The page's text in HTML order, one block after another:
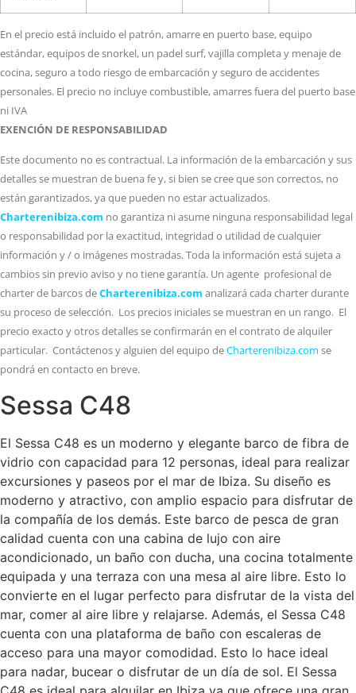
En el precio está incluido el patrón, amarre en puerto base, equipo
estándar, equipos de snorkel, un padel surf, vajilla completa y menaje de
cocina, seguro a todo riesgo de embarcación y seguro de accidentes
personales. El precio no incluye combustible, amarres fuera del puerto base
ni IVA
EXENCIÓN DE RESPONSABILIDAD
Este documento no es contractual. La información de la embarcación y sus
detalles se muestran de buena fe y, si bien se cree que son correctos, no
están garantizados, ya que pueden no estar actualizados.
Charterenibiza.com no garantiza ni asume ninguna responsabilidad legal
o responsabilidad por la exactitud, integridad o utilidad de cualquier
información y / o imágenes mostradas. Toda la información está sujeta a
cambios sin previo aviso y no tiene garantía. Un agente profesional de
charter de barcos deCharterenibiza.com analizará cada charter durante
su proceso de selección. Los precios iniciales se muestran en un rango. El
precio exacto y otros detalles se confirmarán en el contrato de alquiler
particular. Contáctenos y alguien del equipo deCharterenibiza.com se
pondrá en contacto en breve.
Sessa C48
El Sessa C48 es un moderno y elegante barco de fibra de
vidrio con capacidad para 12 personas, ideal para realizar
excursiones y paseos por el mar de Ibiza. Su diseño es
moderno y atractivo, con amplio espacio para disfrutar de
la compañía de los demás. Este barco de pesca de gran
calidad cuenta con una cabina de lujo con aire
acondicionado, un baño con ducha, una cocina totalmente
equipada y una terraza con una mesa al aire libre. Esto lo
convierte en el lugar perfecto para disfrutar de la vista del
mar, comer al aire libre y relajarse. Además, el Sessa C48
cuenta con una plataforma de baño con escaleras de
acceso para una mayor comodidad. Esto lo hace ideal
para nadar, bucear o disfrutar de un día de sol. El Sessa